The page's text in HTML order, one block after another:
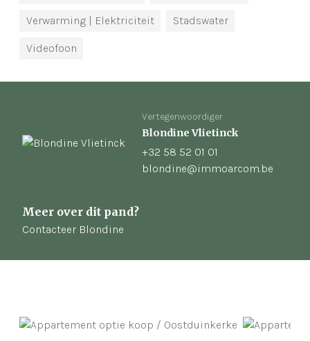
Verwarming | Elektriciteit Stadswater
Videofoon
Vertegenwoordiger
Blondine Vlietinck
+32 58 52 01 01
blondine@immoarcom.be
Meer over dit pand?
Contacteer Blondine